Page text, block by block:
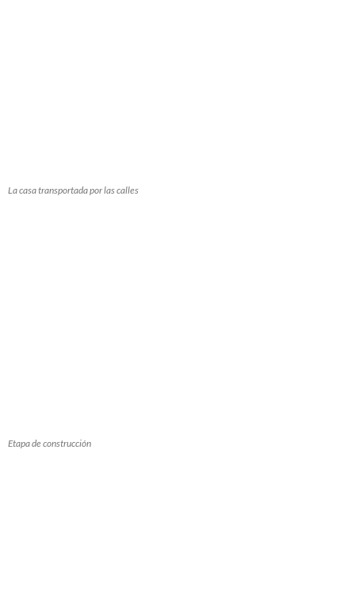
La casa transportada por las calles
Etapa de construcción